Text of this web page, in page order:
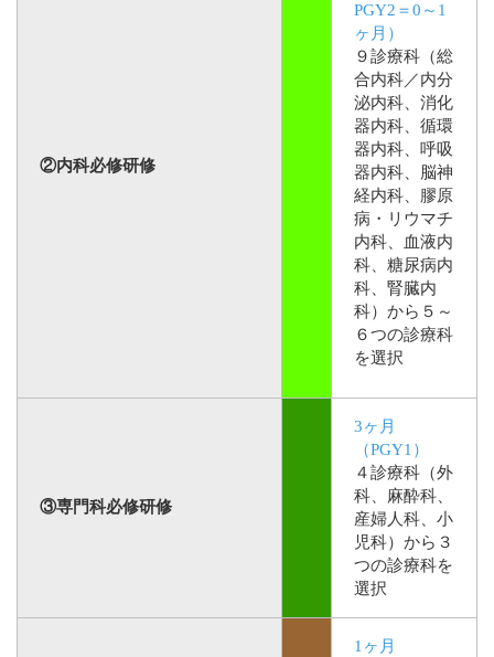
②内科必修研修
PGY2＝0～1
ヶ月）
９診療科（総
合内科／内分
泌内科、消化
器内科、循環
器内科、呼吸
器内科、脳神
経内科、膠原
病・リウマチ
内科、血液内
科、糖尿病内
科、腎臓内
科）から５～
６つの診療科
を選択
③専門科必修研修
3ヶ月
（PGY1）
４診療科（外
科、麻酔科、
産婦人科、小
児科）から３
つの診療科を
選択
1ヶ月